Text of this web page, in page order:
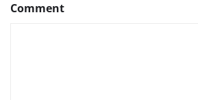
Comment